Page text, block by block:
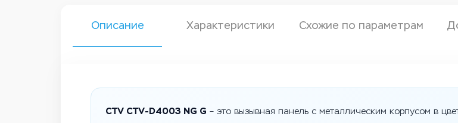
Описание Характеристики Схожие по параметрам
CTV CTV-D4003 NG G – это вызывная панель с металлическим корпусом в